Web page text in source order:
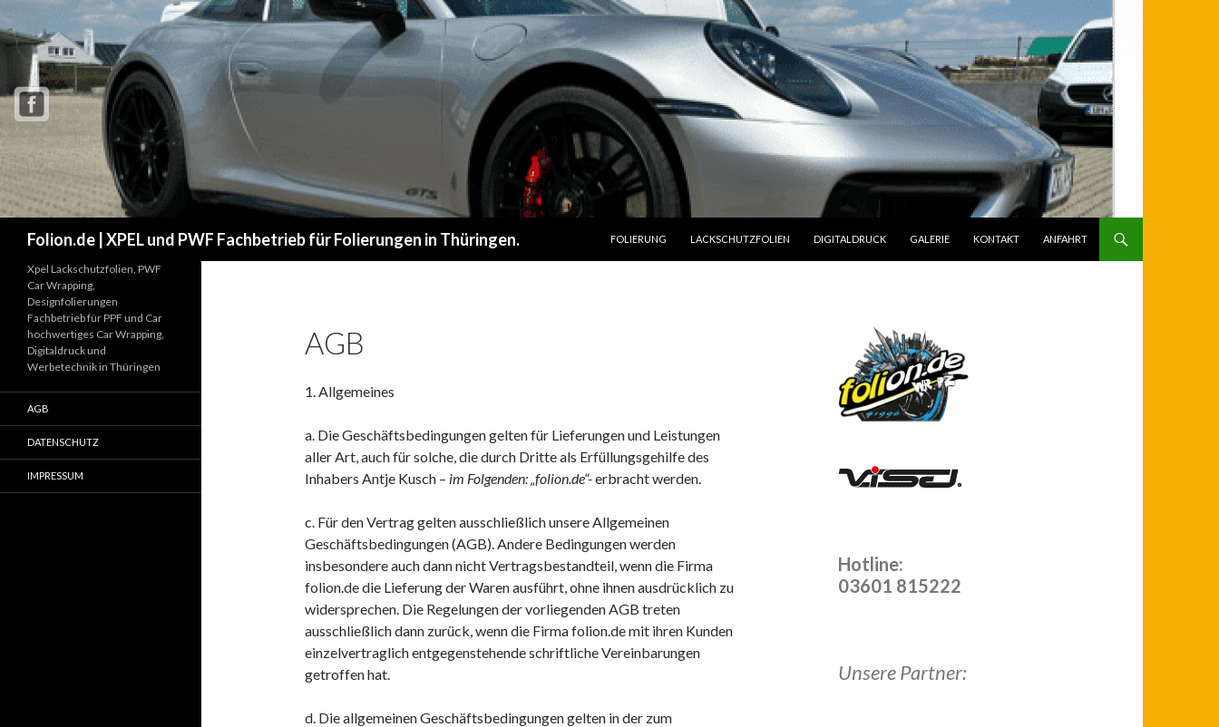
Folion.de | XPEL und PWF Fachbetrieb für Folierungen in Thüringen.
FOLIERUNG
LACKSCHUTZFOLIEN DIGITALDRUCK GALERIE KONTAKT ANFAHRT
AGB
1. Allgemeines
a. Die Geschäftsbedingungen gelten für Lieferungen und Leistungen
aller Art, auch für solche, die durch Dritte als Erfüllungsgehilfe des
Inhabers Antje Kusch – im Folgenden: „folion.de“-erbracht werden.
c. Für den Vertrag gelten ausschließlich unsere Allgemeinen
Geschäftsbedingungen (AGB). Andere Bedingungen werden
insbesondere auch dann nicht Vertragsbestandteil, wenn die Firma
folion.de die Lieferung der Waren ausführt, ohne ihnen ausdrücklich zu
widersprechen. Die Regelungen der vorliegenden AGB treten
ausschließlich dann zurück, wenn die Firma folion.de mit ihren Kunden
einzelvertraglich entgegenstehende schriftliche Vereinbarungen
getroffen hat.
d. Die allgemeinen Geschäftsbedingungen gelten in der zum
Hotline:
03601 815222
Unsere Partner:
Xpel Lackschutzfolien, PWF
Car Wrapping,
Designfolierungen
Fachbetrieb für PPF und Car
hochwertiges Car Wrapping,
Digitaldruck und
Werbetechnik in Thüringen
AGB
DATENSCHUTZ
IMPRESSUM